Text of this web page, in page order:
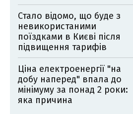
Стало відомо, що буде з
невикористаними
поїздками в Києві після
підвищення тарифів
Ціна електроенергії "на
добу наперед" впала до
мінімуму за понад 2 роки:
яка причина